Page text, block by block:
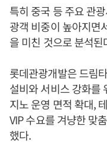
특히 중국 등 주요 관
광객 비중이 높아지면
을 미친 것으로 분석된
롯데관광개발은 드림
설비와 서비스 강화를
지노 운영 면적 확대,
VIP 수요를 겨냥한 맞
했다.